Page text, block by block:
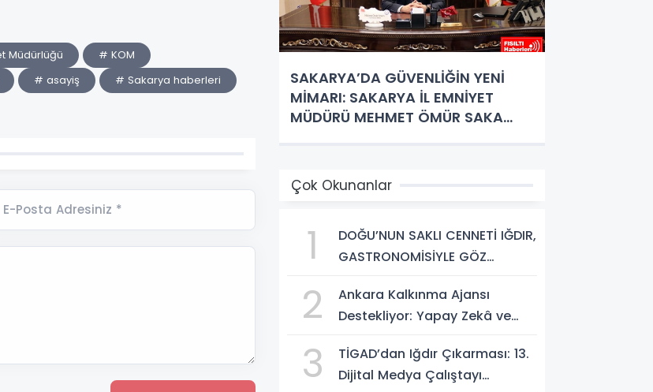
Müdürlüğü
# KOM
# asayiş
# Sakarya haberleri
E-Posta Adresiniz *
SAKARYA’DA GÜVENLİĞİN YENİ
MİMARI: SAKARYA İL EMNİYET
MÜDÜRÜ MEHMET ÖMÜR SAKA
Çok Okunanlar
1
DOĞU’NUN SAKLI CENNETİ IĞDIR,
GASTRONOMİSİYLE GÖZ
ANADOLU KÜLTÜRÜNÜN
BULUŞMA NOKTASI
2
Ankara Kalkınma Ajansı
Destekliyor: Yapay Zekâ ve
Dezenformasyonla Mücadele
Kapasite Geliştirme Eğitimi
3
TİGAD’dan Iğdır Çıkarması: 13.
Dijital Medya Çalıştayı